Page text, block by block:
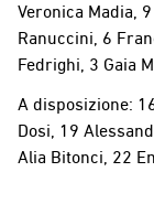
Veronica Madia,
Ranuccini, 6
Fedrighi, 3 Gaia
A disposizione:
Dosi, 19
Alia Bitonci, 22